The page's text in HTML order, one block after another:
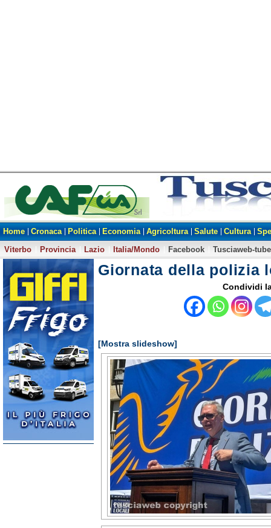
Home Cronaca Politica Economia Agricoltura Salute Cultura
Viterbo
Provincia Lazio Italia/Mondo Facebook Tusciaweb-tube
Giornata della polizia
Condividi
[Mostra slideshow]